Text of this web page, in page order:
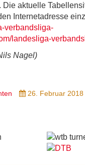
. Die aktuelle
Internetadresse
verbandsliga-
landesliga-
Nagel)
26. Februar 2018